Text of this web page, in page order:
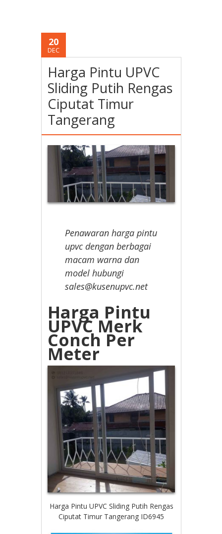
20
DEC
Harga Pintu UPVC
Sliding Putih Rengas
Ciputat Timur
Tangerang
Penawaran harga pintu
upvc dengan berbagai
macam warna dan
model hubungi
sales@kusenupvc.net
Harga Pintu
UPVC Merk
Conch Per
Meter
Harga Pintu UPVC Sliding Putih Rengas
Ciputat Timur Tangerang ID6945